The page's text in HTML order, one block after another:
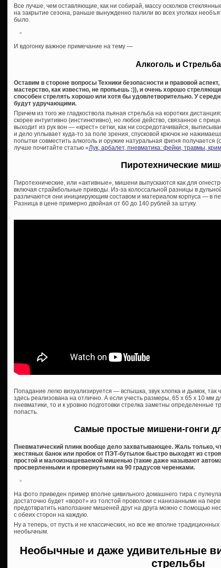
Все лучше, чем оставляющие, как ни собирай, массу осколков
на закрытие сезона, раньше вынужденно палили во всех уголках
было.
И вдогонку важное примечание на тему —
Алкоголь и Стрельба
Оставим в стороне вопросы Техники безопасности и правовой
мастерство, как известно, не пропьешь :)), и очень хорошо
способен стрелять хорошо или хотя бы удовлетворительно. У
будут удручающими.
Причем из того же гладкоствола пьяная стрельба на коротких
скорее интуитивно (инстинктивно), но любое действо, связанное с
выходит из рук вон — «крест» сетки, как ни сосредотачивайся,
и дело уплывает куда-то за поле зрения, спусковой крючок не
попытки совместить алкоголь и оружие натуральная фигня получается
лучше почитайте статью «Лук, арбалет, пневматика: фейки, травмы,
Пиротехнические
Пиротехнические, или «активные», мишени выпускаются как для
включая страйкбольные приводы. Из-за колоссальной разницы в
различаются они инициирующим составом и материалом корпуса — в
Разница в цене примерно двойная от 60 до 140 рублей за штуку.
Попадание легко визуализируется — вспышка, звук хлопка и дымок, так
здесь реализована на отлично. А если учесть размеры, 65 x 65 x 10 мм
пневматики, то и к уровню подготовки стрелка заметны определенные
попасть.
Самые простые мишени-гонги
Пневматический плинк вообще дело захватывающее. Жаль только,
жестяных банок или пробок от ПЭТ-бутылок быстро выходят из
простой и малоизнашеваемой мишенью (такие даже называют
просверленными и провернутыми на 90 градусов черенками.
На фото приведен пример вполне цивильного домашнего тира с
достаточно будет «ворот» из толстой проволоки с нанизанными на
предотвратить наползание мишеней друг на друга можно с помощью
с обеих сторон на каждую.
Ну а теперь, от пусть и не классических, но все же вполне
необычным.
Необычные и даже удивительные
стрельбы